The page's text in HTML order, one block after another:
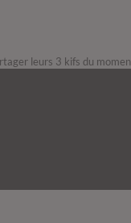
leurs 3 kifs du